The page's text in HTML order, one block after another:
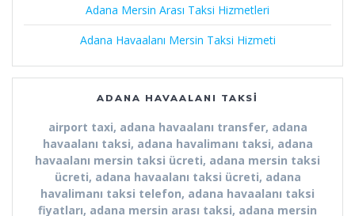
Adana Mersin Arası Taksi Hizmetleri
Adana Havaalanı Mersin Taksi Hizmeti
ADANA HAVAALANI TAKSI
airport taxi, adana havaalanı transfer, adana
havaalanı taksi, adana havalimanı taksi, adana
havaalanı mersin taksi ücreti, adana mersin taksi
ücreti, adana havaalanı taksi ücreti, adana
havalimanı taksi telefon, adana havaalanı taksi
fiyatları, adana mersin arası taksi, adana mersin